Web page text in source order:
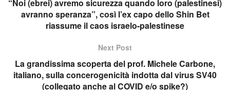
“Noi (ebrei) avremo sicurezza quando loro (palestinesi)
avranno speranza”, così l’ex capo dello Shin Bet
riassume il caos israelo-palestinese
Next Post
La grandissima scoperta del prof. Michele Carbone,
italiano, sulla concerogenicità indotta dal virus SV40
(collegato anche al COVID e/o spike?)